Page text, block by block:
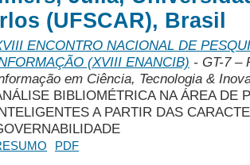
(UFSCAR), Brasil
ENCONTRO NACIONAL DE
(XVIII ENANCIB) - GT-7 –
em Ciência, Tecnologia &
BIBLIOMÉTRICA NA ÁREA DE
A PARTIR DAS
PDF